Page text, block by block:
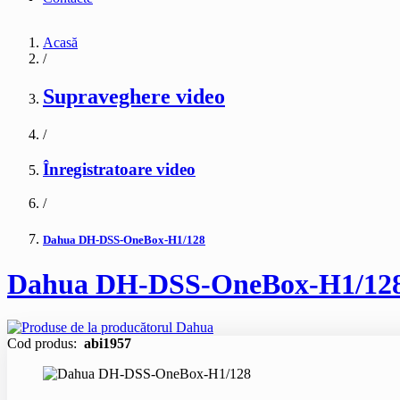
Acasă
/
Supraveghere video
/
Înregistratoare video
/
Dahua DH-DSS-OneBox-H1/128
Dahua DH-DSS-OneBox-H1/
Cod produs: abi1957